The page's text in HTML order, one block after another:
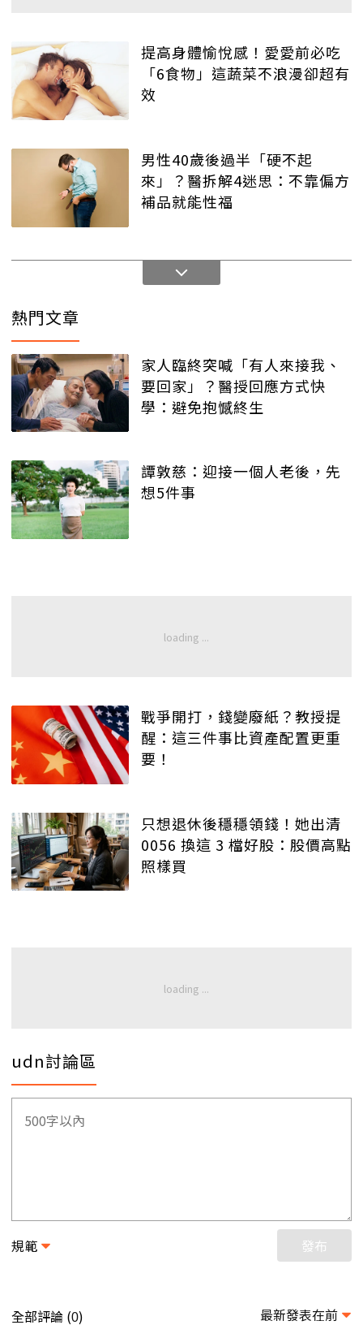
提高身體愉悅感！愛愛前必吃
「6食物」這蔬菜不浪漫卻超有
效
男性40歲後過半「硬不起
來」？醫拆解4迷思：不靠偏方
補品就能性福
熱門文章
家人臨終突喊「有人來接我、
要回家」？醫授回應方式快
學：避免抱憾終生
譚敦慈：迎接一個人老後，先
想5件事
戰爭開打，錢變廢紙？教授提
醒：這三件事比資產配置更重
要！
只想退休後穩穩領錢！她出清
0056 換這 3 檔好股：股價高點
照樣買
udn討論區
規範 發布
全部評論 (0) 最新發表在前